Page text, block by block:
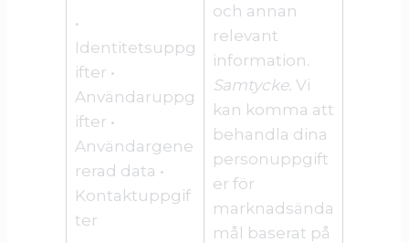
•
Identitetsuppg
ifter •
Användaruppg
ifter •
Användargene
rerad data •
Kontaktuppgif
ter
och annan
relevant
information.
Samtycke. Vi
kan komma att
behandla dina
personuppgift
er för
marknadsända
mål baserat på